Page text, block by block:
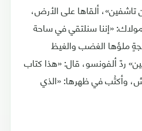
تاشفين»، ألقاها على الأرض،
«إننا سنلتقي في ساحة
ملؤها الغضب والغيظ
ردّ ألفونسو، قال: «هذا كتاب
وأكتُب في ظهرها: «الذي